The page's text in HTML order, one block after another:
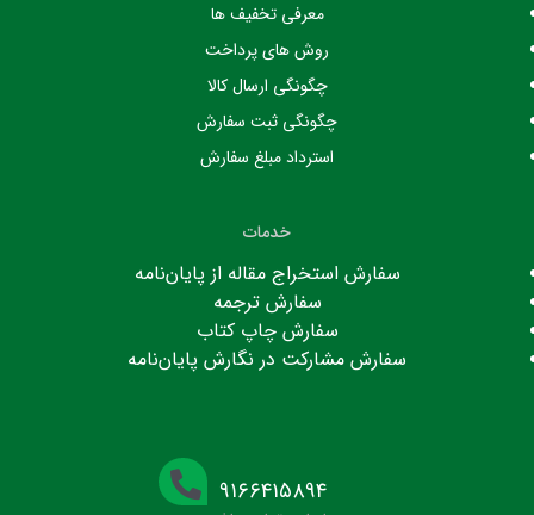
معرفی تخفیف ها
روش های پرداخت
چگونگی ارسال کالا
چگونگی ثبت سفارش
استرداد مبلغ سفارش
خدمات
سفارش استخراج مقاله از پایان‌نامه
سفارش ترجمه
سفارش چاپ کتاب
سفارش مشارکت در نگارش پایان‌نامه
۹۱۶۶۴۱۵۸۹۴